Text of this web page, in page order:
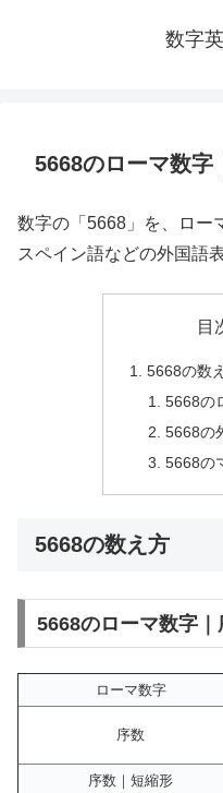
数字
5668のローマ数字
数字の「5668」を、ロー
スペイン語などの外国語
目
5668の数
5668の
5668の
5668の
5668の数え方
5668のローマ数字｜
ローマ数字
序数
序数｜短縮形